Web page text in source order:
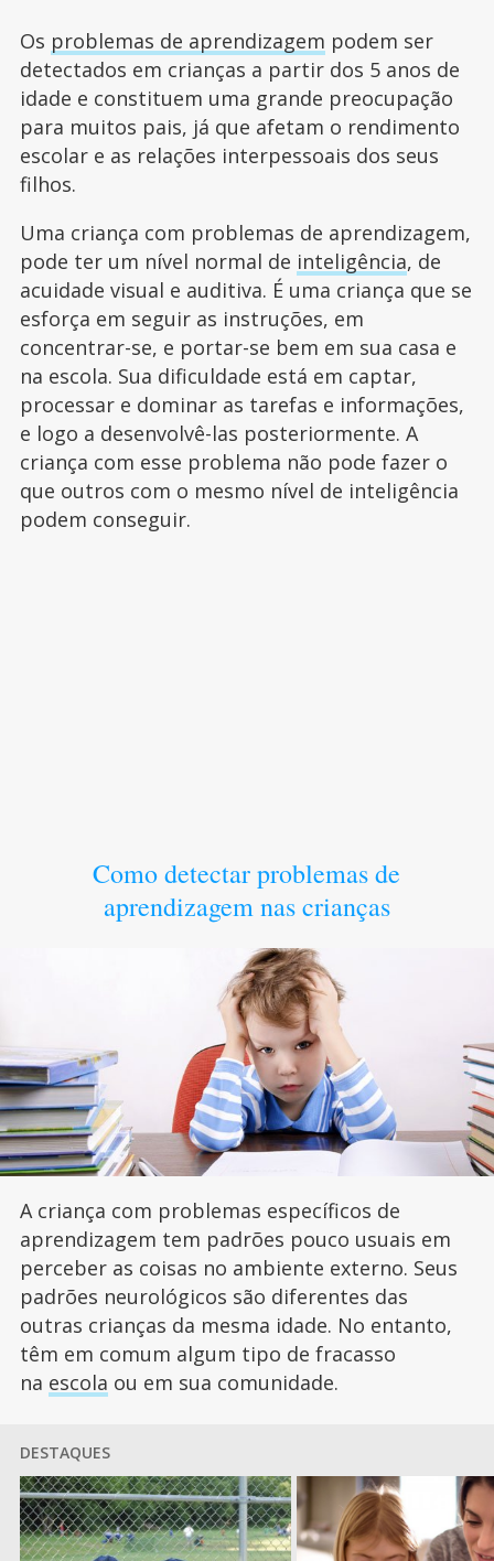
Os problemas de aprendizagem podem ser
detectados em crianças a partir dos 5 anos de
idade e constituem uma grande preocupação
para muitos pais, já que afetam o rendimento
escolar e as relações interpessoais dos seus
filhos.
Uma criança com problemas de aprendizagem,
pode ter um nível normal de inteligência, de
acuidade visual e auditiva. É uma criança que se
esforça em seguir as instruções, em
concentrar-se, e portar-se bem em sua casa e
na escola. Sua dificuldade está em captar,
processar e dominar as tarefas e informações,
e logo a desenvolvê-las posteriormente. A
criança com esse problema não pode fazer o
que outros com o mesmo nível de inteligência
podem conseguir.
Como detectar problemas de
aprendizagem nas crianças
A criança com problemas específicos de
aprendizagem tem padrões pouco usuais em
perceber as coisas no ambiente externo. Seus
padrões neurológicos são diferentes das
outras crianças da mesma idade. No entanto,
têm em comum algum tipo de fracasso
na escola ou em sua comunidade.
DESTAQUES